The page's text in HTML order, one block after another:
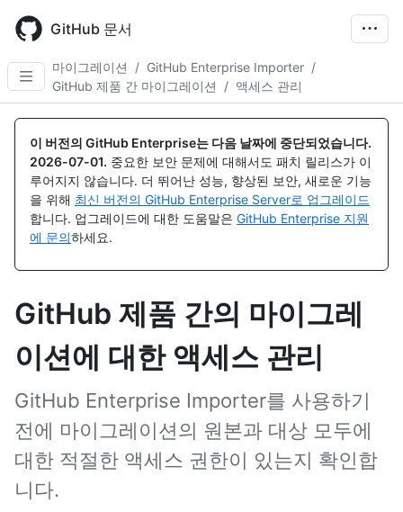
main
content
GitHub 문서
마이그레이션 / GitHub Enterprise Importer /
GitHub 제품 간 마이그레이션
/ 액세스 관리
이 버전의 GitHub Enterprise는 다음 날짜에 중단되었습니다.
2026-07-01. 중요한 보안 문제에 대해서도 패치 릴리스가 이
루어지지 않습니다. 더 뛰어난 성능, 향상된 보안, 새로운 기능
을 위해 최신 버전의 GitHub Enterprise Server로 업그레이드
합니다. 업그레이드에 대한 도움말은 GitHub Enterprise 지원
에 문의하세요.
GitHub 제품 간의 마이그레
이션에 대한 액세스 관리
GitHub Enterprise Importer를 사용하기
전에 마이그레이션의 원본과 대상 모두에
대한 적절한 액세스 권한이 있는지 확인합
니다.